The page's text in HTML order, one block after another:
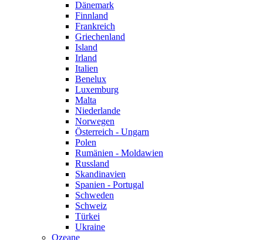
Dänemark
Finnland
Frankreich
Griechenland
Island
Irland
Italien
Benelux
Luxemburg
Malta
Niederlande
Norwegen
Österreich - Ungarn
Polen
Rumänien - Moldawien
Russland
Skandinavien
Spanien - Portugal
Schweden
Schweiz
Türkei
Ukraine
Ozeane